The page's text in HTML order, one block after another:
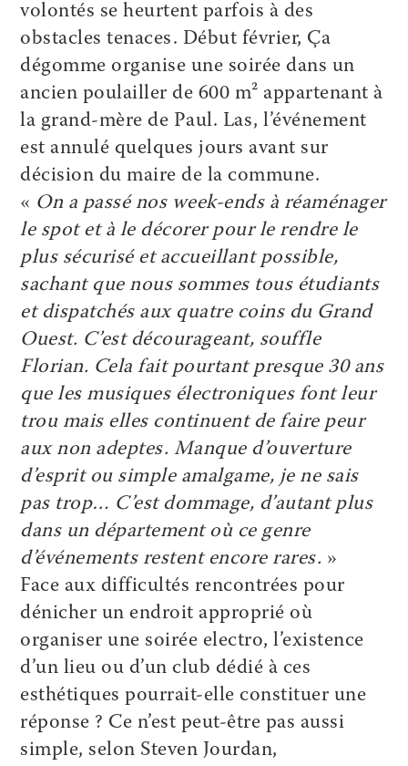
volontés se heurtent parfois à des
obstacles tenaces. Début février, Ça
dégomme organise une soirée dans un
ancien poulailler de 600 m² appartenant à
la grand-mère de Paul. Las, l’événement
est annulé quelques jours avant sur
décision du maire de la commune.
« On a passé nos week-ends à réaménager
le spot et à le décorer pour le rendre le
plus sécurisé et accueillant possible,
sachant que nous sommes tous étudiants
et dispatchés aux quatre coins du Grand
Ouest. C’est décourageant, souffle
Florian. Cela fait pourtant presque 30 ans
que les musiques électroniques font leur
trou mais elles continuent de faire peur
aux non adeptes. Manque d’ouverture
d’esprit ou simple amalgame, je ne sais
pas trop… C’est dommage, d’autant plus
dans un département où ce genre
d’événements restent encore rares. »
Face aux difficultés rencontrées pour
dénicher un endroit approprié où
organiser une soirée electro, l’existence
d’un lieu ou d’un club dédié à ces
esthétiques pourrait-elle constituer une
réponse ? Ce n’est peut-être pas aussi
simple, selon Steven Jourdan,